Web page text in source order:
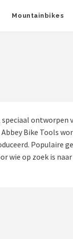
Mountainbikes
Bike Tools
Populaire
wie op zoek is